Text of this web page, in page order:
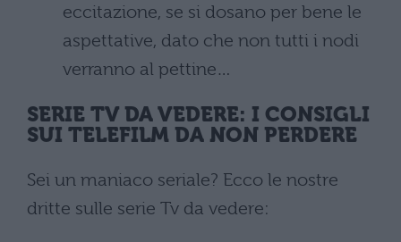
eccitazione, se si dosano per bene le
aspettative, dato che non tutti i nodi
verranno al pettine…
SERIE TV DA VEDERE: I CONSIGLI
SUI TELEFILM DA NON PERDERE
Sei un maniaco seriale? Ecco le nostre
dritte sulle serie Tv da vedere: